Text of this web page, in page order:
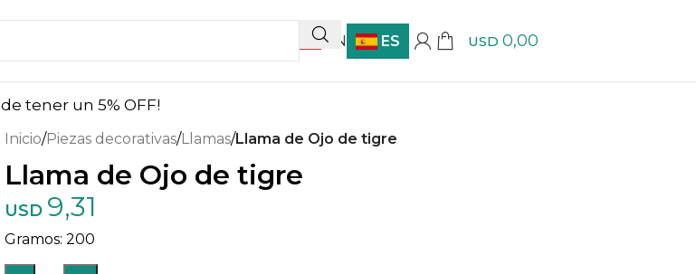
EN ES USD 0,00
de tener un 5% OFF!
Inicio/Piezas decorativas/Llamas/Llama de Ojo de tigre
Llama de Ojo de tigre
USD 9,31
200